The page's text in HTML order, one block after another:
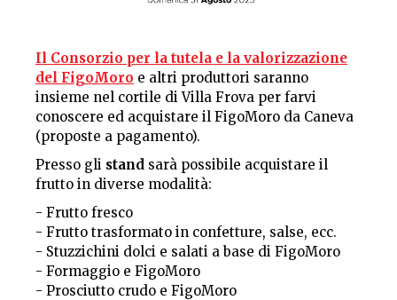
Il Consorzio per la tutela e la valorizzazione
del FigoMoro e altri produttori saranno
insieme nel cortile di Villa Frova per farvi
conoscere ed acquistare il FigoMoro da Caneva
(proposte a pagamento).
Presso gli stand sarà possibile acquistare il
frutto in diverse modalità:
- Frutto fresco
- Frutto trasformato in confetture, salse, ecc.
- Stuzzichini dolci e salati a base di FigoMoro
- Formaggio e FigoMoro
- Prosciutto crudo e FigoMoro